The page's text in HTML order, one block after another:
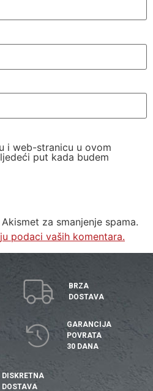
i web-stranicu u ovom
put kada budem
za smanjenje spama.
podaci vaših komentara.
BRZA
DOSTAVA
GARANCIJA
POVRATA
30 DANA
DISKRETNA
DOSTAVA